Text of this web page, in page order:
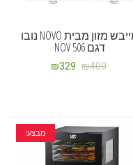
מייבש מזון מבית NOVO נובו
דגם NOV 506
₪400
₪329
מבצע!